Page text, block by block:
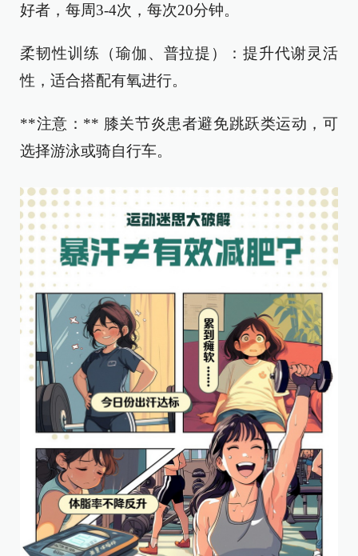
好者，每周3-4次，每次20分钟。
柔韧性训练（瑜伽、普拉提）：提升代谢灵活
性，适合搭配有氧进行。
**注意：** 膝关节炎患者避免跳跃类运动，可
选择游泳或骑自行车。